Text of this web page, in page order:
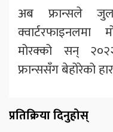
अब फ्रान्सले
क्वार्टरफाइनलमा
मोरक्को सन्
फ्रान्ससँग बेहोरेको
प्रतिक्रिया दिनुहोस्